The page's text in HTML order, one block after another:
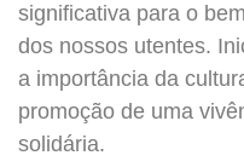
significativa para o
dos nossos utentes.
a importância da
promoção de uma
solidária.